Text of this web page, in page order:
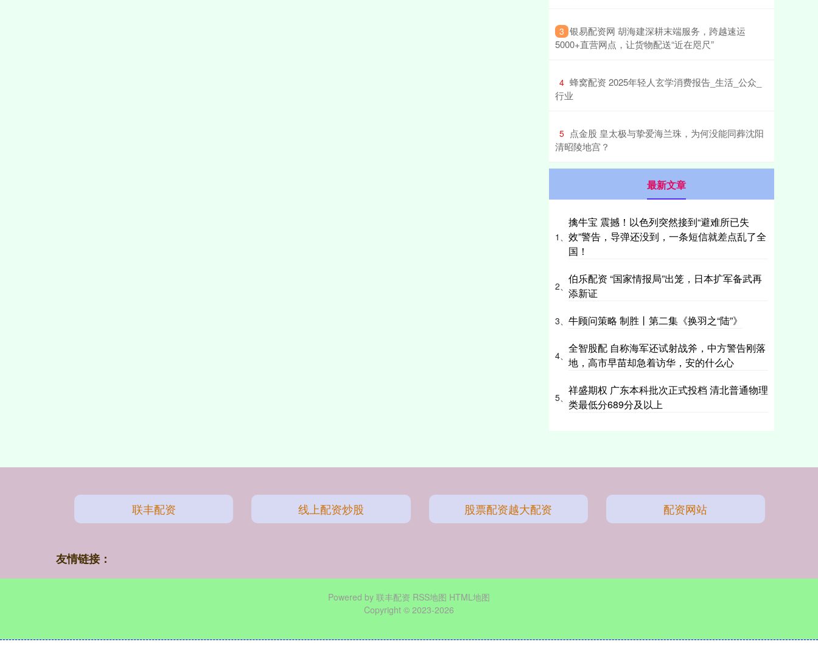
3 ​银易配资网 胡海建深耕末端服务，跨越速运
5000+直营网点，让货物配送“近在咫尺”
4 ​蜂窝配资 2025年轻人玄学消费报告_生活_公众_
行业
5 ​点金股 皇太极与挚爱海兰珠，为何没能同葬沈阳
清昭陵地宫？
最新文章
1、
擒牛宝 震撼！以色列突然接到“避难所已失
效”警告，导弹还没到，一条短信就差点乱了全
国！
2、
伯乐配资 “国家情报局”出笼，日本扩军备武再
添新证
3、 牛顾问策略 制胜丨第二集《换羽之“陆”》
4、
全智股配 自称海军还试射战斧，中方警告刚落
地，高市早苗却急着访华，安的什么心
5、
祥盛期权 广东本科批次正式投档 清北普通物理
类最低分689分及以上
联丰配资 线上配资炒股 股票配资越大配资 配资网站
友情链接：
Powered by 联丰配资 RSS地图 HTML地图
Copyright © 2023-2026